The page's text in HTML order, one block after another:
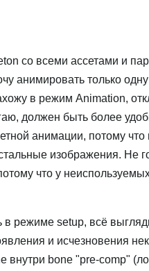
со всеми ассетами и
анимировать только
в режим Animation,
должен быть более
анимации, потому
изображения. Не
что у
в режиме setup, всё
и исчезновения
внутри bone "pre-comp"